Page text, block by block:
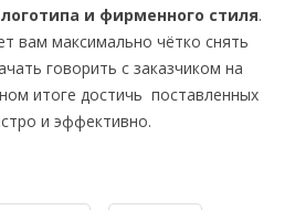
и фирменного стиля.
вам максимально чётко снять
говорить с заказчиком на
итоге достичь поставленных
и эффективно.